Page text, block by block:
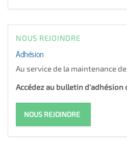
NOUS REJOINDRE
Adhésion
Au service de la maintenance
Accédez au bulletin d'adhésion
NOUS REJOINDRE